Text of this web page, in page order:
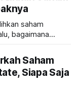
saham
bagaimana
Saham
Siapa Saja